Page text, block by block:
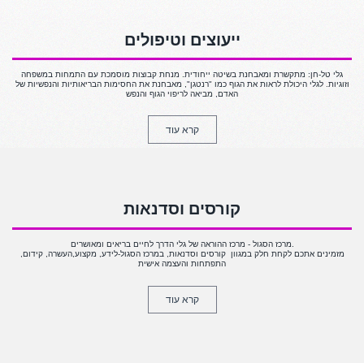
ייעוצים וטיפולים
גלי טל-חן: מתקשרת ומאבחנת בשיטה ייחודית. מנחת קבוצות מוסמכת עם התמחות במשפחה
וזוגיות. לגלי היכולת לראות את הגוף כמו "רנטגן", מאבחנת את החסימות הבריאותיות והנפשיות של
האדם, מביאה לריפוי הגוף והנפש
קרא עוד
קורסים וסדנאות
מזמינים אתכם לקחת חלק במגוון קורסים וסדנאות, במרכז הסגול-לידע, מקצוע,העשרה, קידום,
התפתחות והעצמה אישית
קרא עוד